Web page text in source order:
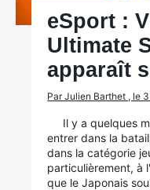
eSport :
Ultimate
apparaît
Par Julien Barthet , le
Il y a quelques
entrer dans la
dans la catégorie
particulièrement, à
que le Japonais